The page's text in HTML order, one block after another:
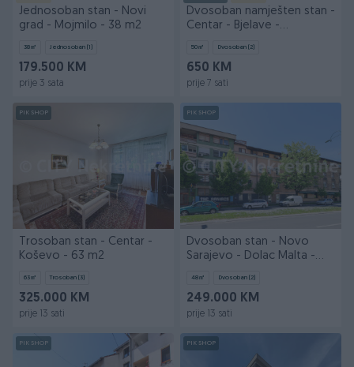
Jednosoban stan - Novi
grad - Mojmilo - 38 m2
38㎡ Jednosoban (1)
179.500 KM
prije 3 sata
Dvosoban namješten stan -
Centar - Bjelave -
50㎡ Dvosoban (2)
650 KM
prije 7 sati
PIK SHOP
Trosoban stan - Centar -
Koševo - 63 m2
63㎡ Trosoban (3)
325.000 KM
prije 13 sati
PIK SHOP
Dvosoban stan - Novo
Sarajevo - Dolac Malta -
48㎡ Dvosoban (2)
249.000 KM
prije 13 sati
PIK SHOP PIK SHOP